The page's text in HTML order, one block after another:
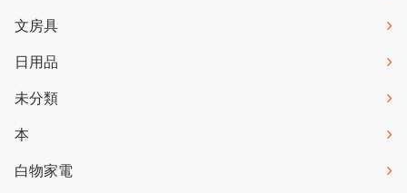
文房具
日用品
未分類
本
白物家電